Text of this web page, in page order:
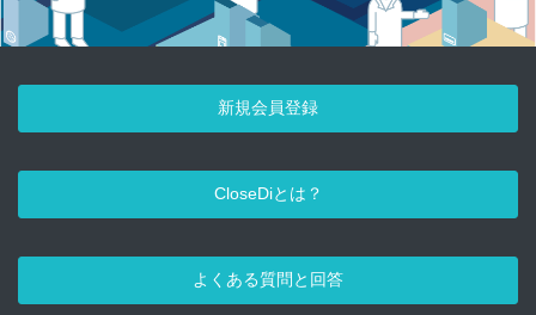
新規会員登録
CloseDiとは？
よくある質問と回答